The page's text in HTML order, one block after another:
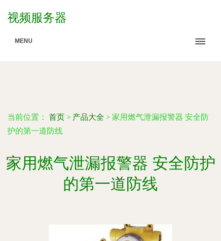
视频服务器
MENU
当前位置： 首页 > 产品大全 > 家用燃气泄漏报警器 安全防
护的第一道防线
家用燃气泄漏报警器 安全防护
的第一道防线